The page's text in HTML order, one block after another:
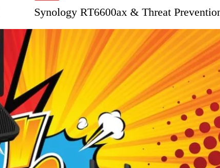
Synology RT6600ax & Threat